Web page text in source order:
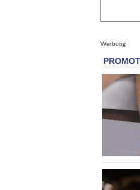
Werbung